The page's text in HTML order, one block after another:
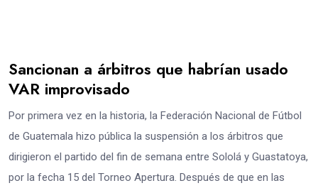
Sancionan a árbitros que habrían usado
VAR improvisado
Por primera vez en la historia, la Federación Nacional de Fútbol
de Guatemala hizo pública la suspensión a los árbitros que
dirigieron el partido del fin de semana entre Sololá y Guastatoya,
por la fecha 15 del Torneo Apertura. Después de que en las